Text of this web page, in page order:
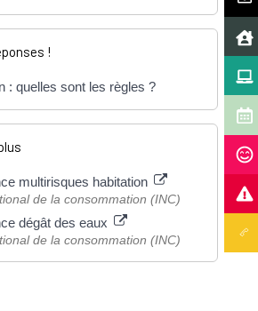
!
: quelles sont les règles ?
multirisques habitation
de la consommation (INC)
dégât des eaux
de la consommation (INC)